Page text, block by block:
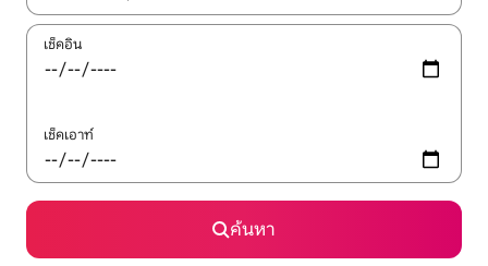
เช็คอิน
เช็คเอาท์
ค้นหา